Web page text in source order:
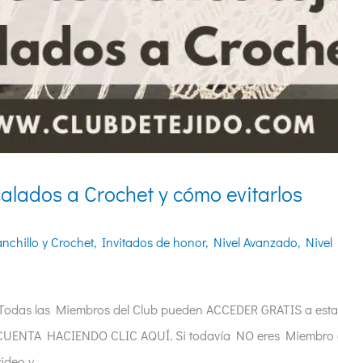
a Crochet y cómo evitarlos
y Crochet, Invitados de honor, Nivel Avanzado, Nivel
las Miembros del Club pueden ACCEDER GRATIS a
HACIENDO CLIC AQUÍ. Si todavía NO eres Miembro